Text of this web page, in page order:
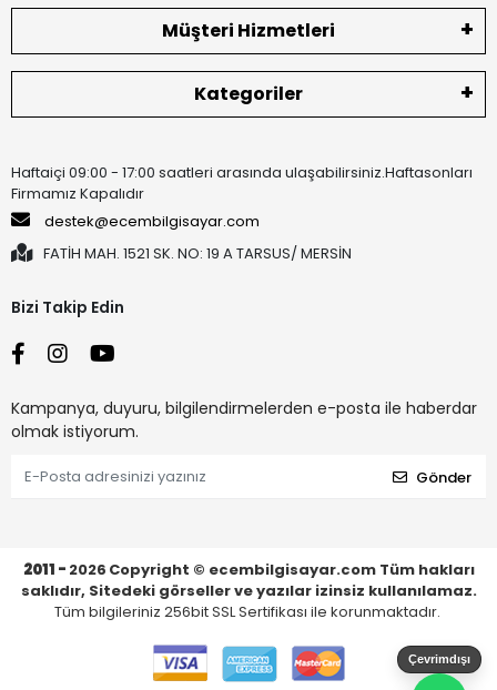
Müşteri Hizmetleri
Kategoriler
Haftaiçi 09:00 - 17:00 saatleri arasında ulaşabilirsiniz.Haftasonları
Firmamız Kapalıdır
destek@ecembilgisayar.com
FATİH MAH. 1521 SK. NO: 19 A TARSUS/ MERSİN
Bizi Takip Edin
Kampanya, duyuru, bilgilendirmelerden e-posta ile haberdar
olmak istiyorum.
Gönder
2011 - 2026 Copyright © ecembilgisayar.com Tüm hakları
saklıdır, Sitedeki görseller ve yazılar izinsiz kullanılamaz.
Tüm bilgileriniz 256bit SSL Sertifikası ile korunmaktadır.
Çevrimdışı